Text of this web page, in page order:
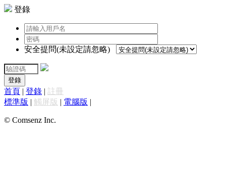
登錄
安全提問(未設定請忽略)
登錄
首頁 | 登錄 | 註冊
標準版 | 觸屏版 | 電腦版 |
© Comsenz Inc.